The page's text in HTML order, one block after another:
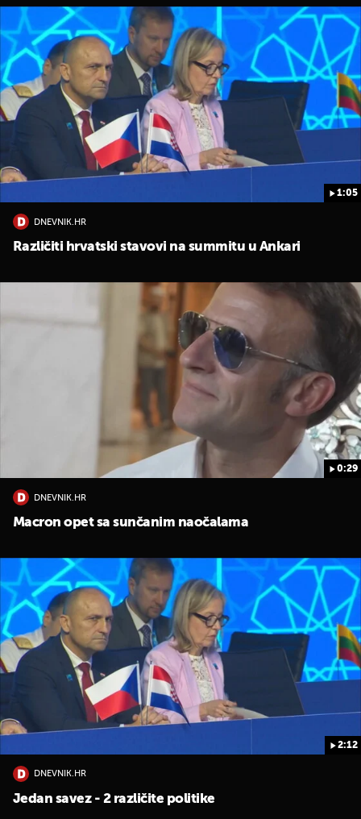
1:05
DNEVNIK.HR
Različiti hrvatski stavovi na summitu u Ankari
0:29
DNEVNIK.HR
Macron opet sa sunčanim naočalama
2:12
DNEVNIK.HR
Jedan savez - 2 različite politike